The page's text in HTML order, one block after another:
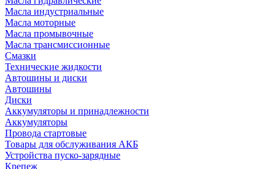
Масла индустриальные
Масла моторные
Масла промывочные
Масла трансмиссионные
Смазки
Технические жидкости
Автошины и диски
Автошины
Диски
Аккумуляторы и принадлежности
Аккумуляторы
Провода стартовые
Товары для обслуживания АКБ
Устройства пуско-зарядные
Крепеж